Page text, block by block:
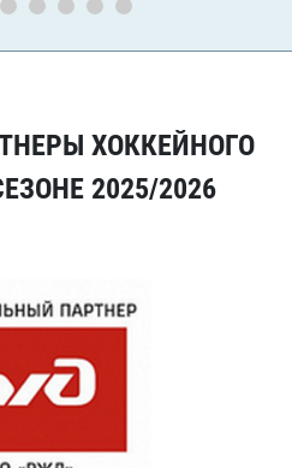
ХОККЕЙНОГО
2025/2026